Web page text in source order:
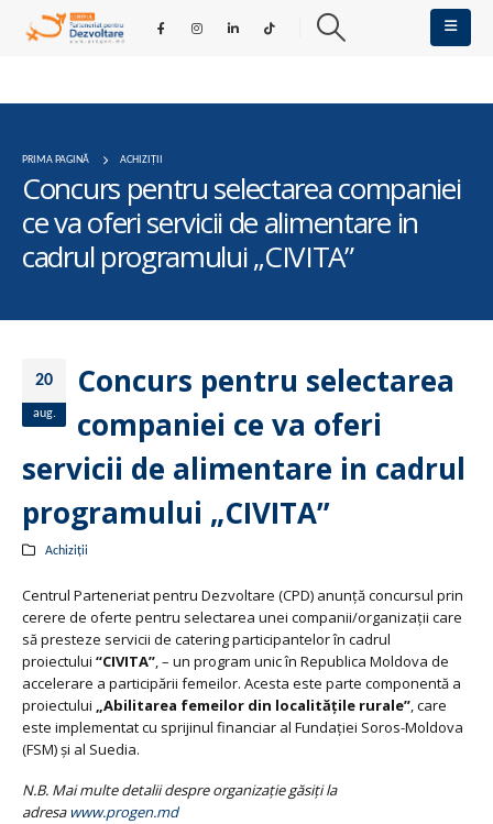
PRIMA PAGINĂ ACHIZIȚII
Concurs pentru selectarea companiei
ce va oferi servicii de alimentare in
cadrul programului „CIVITA”
20
aug.
Concurs pentru selectarea
companiei ce va oferi
servicii de alimentare in cadrul
programului „CIVITA”
Achiziții
Centrul Parteneriat pentru Dezvoltare (CPD) anunţă concursul prin
cerere de oferte pentru selectarea unei companii/organizaţii care
să presteze servicii de catering participantelor în cadrul
proiectului “CIVITA”, – un program unic în Republica Moldova de
accelerare a participării femeilor. Acesta este parte componentă a
proiectului „Abilitarea femeilor din localitățile rurale”, care
este implementat cu sprijinul financiar al Fundaţiei Soros-Moldova
(FSM) şi al Suedia.
N.B. Mai multe detalii despre organizație găsiți la
adresa www.progen.md